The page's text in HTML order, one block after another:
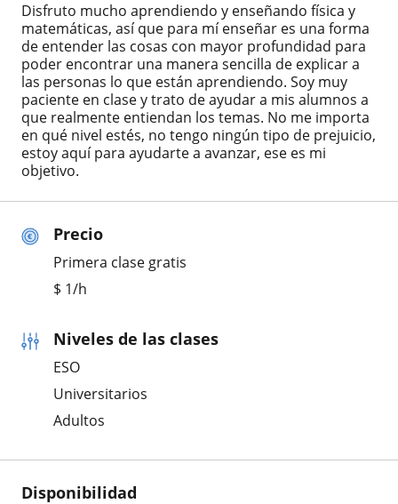
Precio
Primera clase gratis
$ 1/h
Niveles de las clases
ESO
Universitarios
Adultos
Disponibilidad
Disfruto mucho aprendiendo y enseñando física y
matemáticas, así que para mí enseñar es una forma
de entender las cosas con mayor profundidad para
poder encontrar una manera sencilla de explicar a
las personas lo que están aprendiendo. Soy muy
paciente en clase y trato de ayudar a mis alumnos a
que realmente entiendan los temas. No me importa
en qué nivel estés, no tengo ningún tipo de prejuicio,
estoy aquí para ayudarte a avanzar, ese es mi
objetivo.